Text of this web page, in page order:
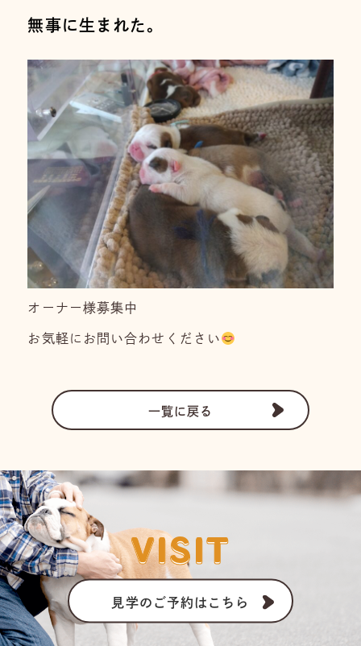
無事に生まれた。
オーナー様募集中
お気軽にお問い合わせください
一覧に戻る
VISIT
見学のご予約はこちら